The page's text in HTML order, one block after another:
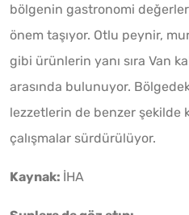
bölgenin gastronomi
önem taşıyor. Otlu peynir,
gibi ürünlerin yanı sıra Van
arasında bulunuyor.
lezzetlerin de benzer şekilde
çalışmalar sürdürülüyor.
Kaynak: İHA